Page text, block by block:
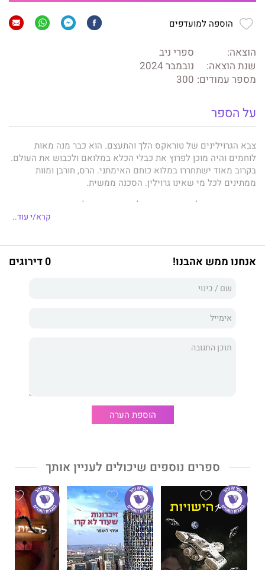
הוספה למועדפים
הוצאה:
ספרי ניב
שנת הוצאה:
נובמבר 2024
מספר עמודים: 300
על הספר
צבא הגרוילינים של טוראקס הלך והתעצם. הוא כבר מנה מאות
לוחמים והיה מוכן לפרוץ את כבלי הכלא במלואם ולכבוש את העולם.
בקרוב מאוד ישתחררו במלוא כוחם האימתני. הרס, חורבן ומוות
ממתינים לכל מי שאינו גרוילין. הסכנה ממשית.
בעוד צבא הגרוילנים צובר כוח, על טריוס וחבריו למצוא את הקשת
האגדית – התגלמות הבורא עצמו – רק באמצעותה יוכלו להביס את
בינתיים ממלכת גרדויל ממשיכה להגדיל את שטחה ולשמש בית
תנוח עד שתניס את כל בני האדם מאדמת מריון, אין זה משנה במי
זה ספרו השלישי של רון ששון, וכן הספר השלישי בטרילוגיית שומרי
במהלך טיוליהם הרבים יחד.
קרא/י עוד..
אנחנו ממש אהבנו! 0 דירוגים
הוספת הערה
ספרים נוספים שיכולים לעניין אותך